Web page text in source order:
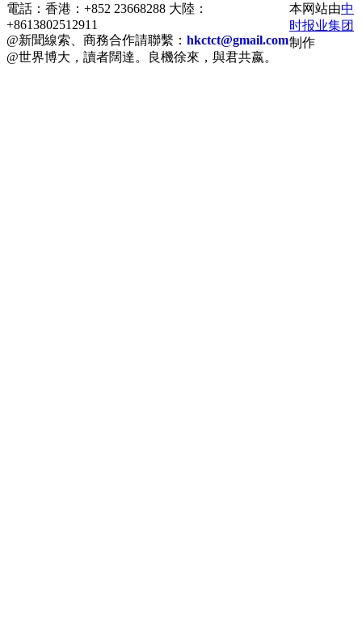
電話：香港：+852 23668288 大陸：
+8613802512911
@新聞線索、商務合作請聯繫： hkctct@gmail.com
@世界博大，讀者闊達。良機徐來，與君共嬴。
本网站由中
时报业集团
制作